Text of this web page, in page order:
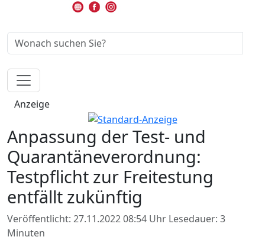
Anzeige
Anpassung der Test- und
Quarantäneverordnung:
Testpflicht zur Freitestung
entfällt zukünftig
Veröffentlicht: 27.11.2022 08:54 Uhr Lesedauer: 3
Minuten